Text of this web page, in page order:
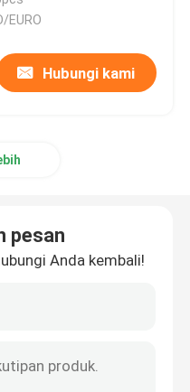
EURO
Hubungi kami
pesan
Anda kembali!